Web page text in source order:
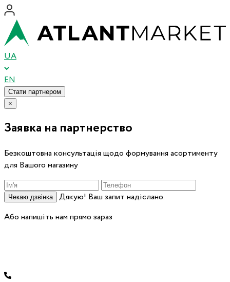
UA
EN
Стати партнером
×
Заявка на партнерство
Безкоштовна консультація щодо формування асортименту
для Вашого магазину
Чекаю дзвінка
Дякую! Ваш запит надіслано.
Або напишіть нам прямо зараз